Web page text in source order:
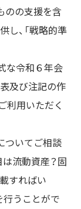
のの支援を含
、「戦略的準
な令和６年会
及び注記の作
利用いただく
ついてご相談
流動資産？固
すればい
行うことがで